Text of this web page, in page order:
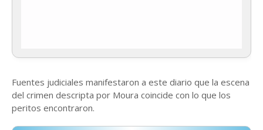
Fuentes judiciales manifestaron a este diario que la escena
del crimen descripta por Moura coincide con lo que los
peritos encontraron.